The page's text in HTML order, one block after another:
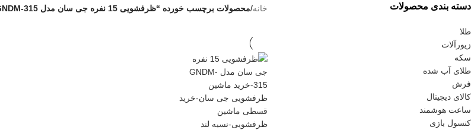
دسته بندی محصولات
طلا
زیورآلات
سکه
طلای آب شده
فرش
کالای دیجیتال
ساعت هوشمند
کنسول بازی
خانه/محصولات برچسب خورده “ظرفشویی 15 نفره جی سان مدل GNDM-315”